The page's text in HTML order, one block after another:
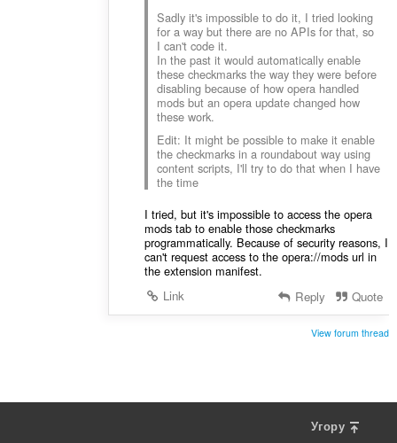
Sadly it's impossible to do it, I tried looking
for a way but there are no APIs for that, so
I can't code it.
In the past it would automatically enable
these checkmarks the way they were before
disabling because of how opera handled
mods but an opera update changed how
these work.
Edit: It might be possible to make it enable
the checkmarks in a roundabout way using
content scripts, I'll try to do that when I have
the time
I tried, but it's impossible to access the opera
mods tab to enable those checkmarks
programmatically. Because of security reasons, I
can't request access to the opera://mods url in
the extension manifest.
Link
Reply Quote
View forum thread
Угору